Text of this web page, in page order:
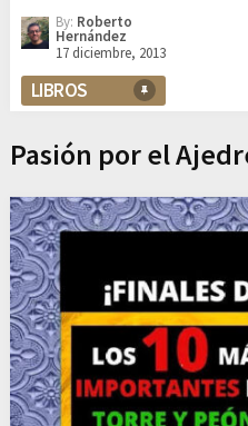
By: Roberto
Hernández
17 diciembre, 2013
LIBROS
Pasión por el